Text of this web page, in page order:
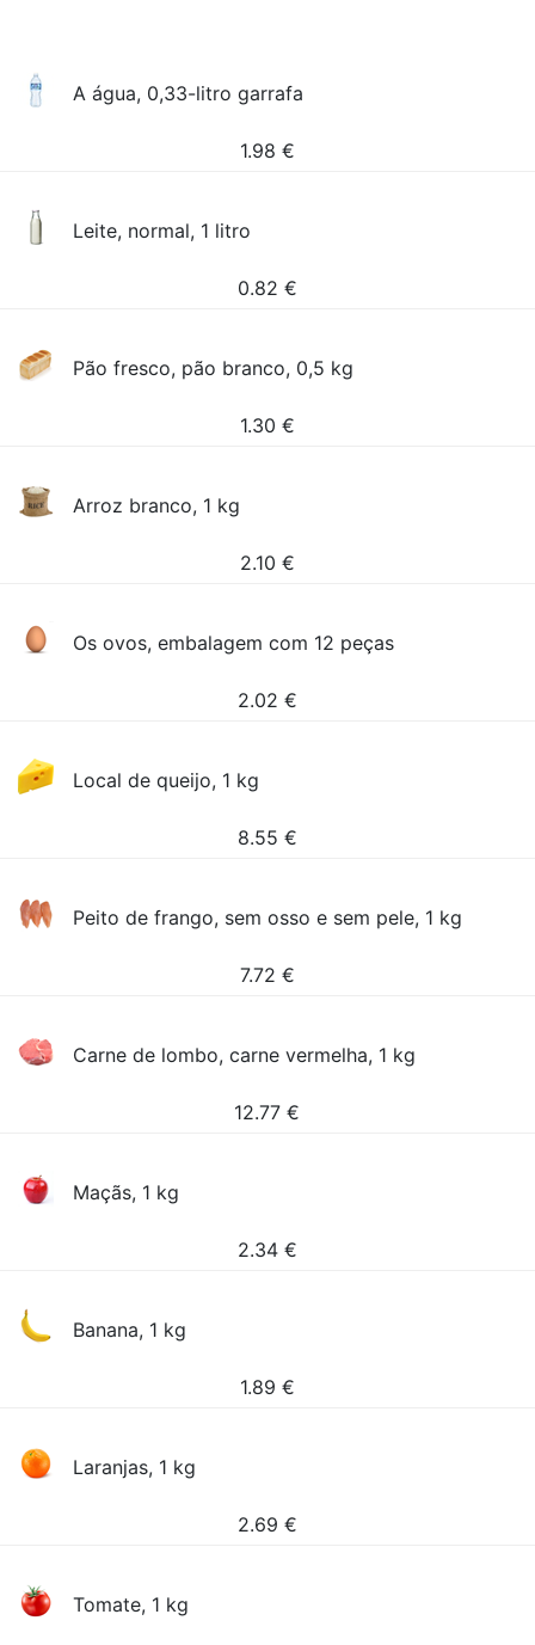
A água, 0,33-litro garrafa
1.98 €
Leite, normal, 1 litro
0.82 €
Pão fresco, pão branco, 0,5 kg
1.30 €
Arroz branco, 1 kg
2.10 €
Os ovos, embalagem com 12 peças
2.02 €
Local de queijo, 1 kg
8.55 €
Peito de frango, sem osso e sem pele, 1 kg
7.72 €
Carne de lombo, carne vermelha, 1 kg
12.77 €
Maçãs, 1 kg
2.34 €
Banana, 1 kg
1.89 €
Laranjas, 1 kg
2.69 €
Tomate, 1 kg